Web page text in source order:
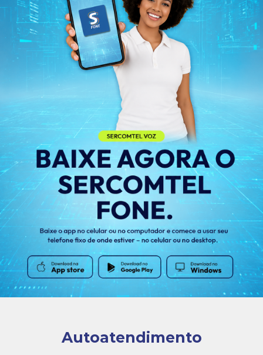
Autoatendimento